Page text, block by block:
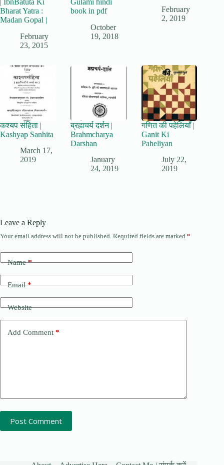
| IbnBatuta Ki
Bharat Yatra :
Madan Gopal |
February
23, 2015
Gulami hindi
book in pdf
October
19, 2018
February
2, 2019
कश्यप संहिता |
Kashyap Sanhita
March 17,
2019
ब्रह्मचर्य दर्शन |
Brahmcharya
Darshan
January
24, 2019
गणित की पहेलियाँ |
Ganit Ki
Paheliyan
July 22,
2019
Leave a Reply
Your email address will not be published. Required fields are marked *
Name*
Email*
Website
Add Comment *
Post Comment